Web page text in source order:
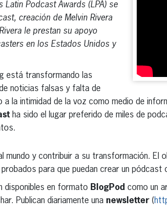
Latin Podcast Awards (LPA) se
creación de Melvin Rivera
le prestan su apoyo
en los Estados Unidos y
está transformando las
noticias falsas y falta de
la intimidad de la voz como medio de
ha sido el lugar preferido de miles de
mundo y contribuir a su transformación. El
para que puedan crear un
disponibles en formato BlogPod como un
Publican diariamente una newsletter(